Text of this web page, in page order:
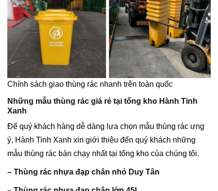
Chính sách giao thùng rác nhanh trên toàn quốc
Những mẫu thùng rác giá rẻ tại tổng kho Hành Tinh
Xanh
Để quý khách hàng dễ dàng lựa chọn mẫu thùng rác ưng
ý, Hành Tinh Xanh xin giới thiệu đến quý khách những
mẫu thùng rác bán chạy nhất tại tổng kho của chúng tôi.
– Thùng rác nhựa đạp chân nhỏ Duy Tân